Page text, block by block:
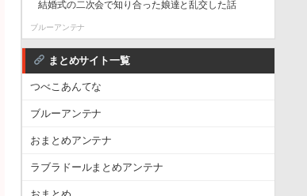
結婚式の二次会で知り合った娘達と乱交した話
ブルーアンテナ
まとめサイト一覧
つべこあんてな
ブルーアンテナ
おまとめアンテナ
ラブラドールまとめアンテナ